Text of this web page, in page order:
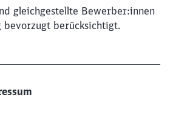
gleichgestellte Bewerber:innen
bevorzugt berücksichtigt.